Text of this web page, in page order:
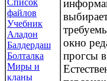
Список
файлов
Учебник
Аладон
Балдердаш
Болталка
Миры и
кланы
окно
прогсы